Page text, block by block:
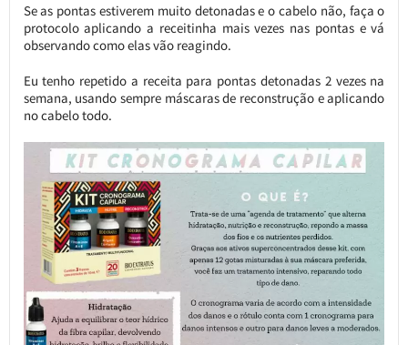
Se as pontas estiverem muito detonadas e o cabelo não, faça o
protocolo aplicando a receitinha mais vezes nas pontas e vá
observando como elas vão reagindo.
Eu tenho repetido a receita para pontas detonadas 2 vezes na
semana, usando sempre máscaras de reconstrução e aplicando
no cabelo todo.